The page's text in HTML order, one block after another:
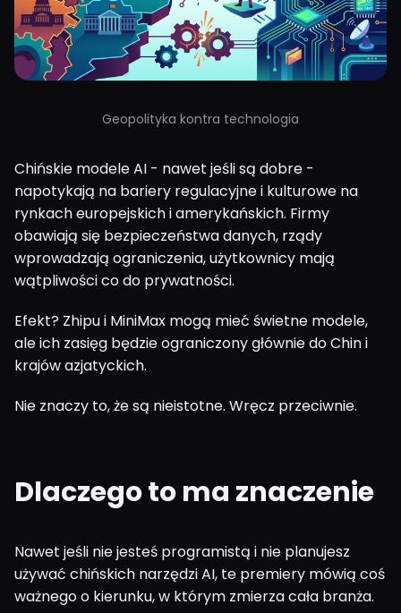
Geopolityka kontra technologia
Chińskie modele AI - nawet jeśli są dobre -
napotykają na bariery regulacyjne i kulturowe na
rynkach europejskich i amerykańskich. Firmy
obawiają się bezpieczeństwa danych, rządy
wprowadzają ograniczenia, użytkownicy mają
wątpliwości co do prywatności.
Efekt? Zhipu i MiniMax mogą mieć świetne modele,
ale ich zasięg będzie ograniczony głównie do Chin i
krajów azjatyckich.
Nie znaczy to, że są nieistotne. Wręcz przeciwnie.
Dlaczego to ma znaczenie
Nawet jeśli nie jesteś programistą i nie planujesz
używać chińskich narzędzi AI, te premiery mówią coś
ważnego o kierunku, w którym zmierza cała branża.